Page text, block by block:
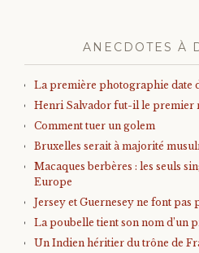
ANECDOTES À
La première photographie date
Henri Salvador fut-il le premier
Comment tuer un golem
Bruxelles serait à majorité
Macaques berbères : les seuls
Europe
Jersey et Guernesey ne font
La poubelle tient son nom d’un
Un Indien héritier du trône de